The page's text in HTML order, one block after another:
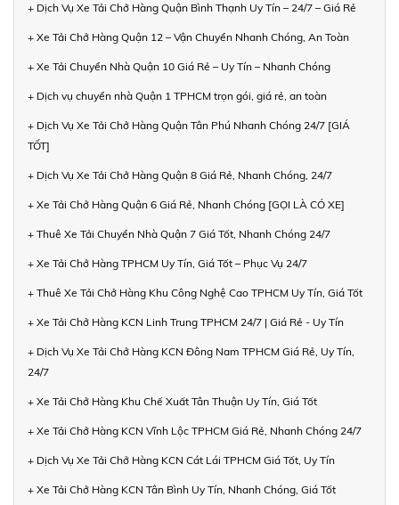
+ Dịch Vụ Xe Tải Chở Hàng Quận Bình Thạnh Uy Tín – 24/7 – Giá Rẻ
+ Xe Tải Chở Hàng Quận 12 – Vận Chuyển Nhanh Chóng, An Toàn
+ Xe Tải Chuyển Nhà Quận 10 Giá Rẻ – Uy Tín – Nhanh Chóng
+ Dịch vụ chuyển nhà Quận 1 TPHCM trọn gói, giá rẻ, an toàn
+ Dịch Vụ Xe Tải Chở Hàng Quận Tân Phú Nhanh Chóng 24/7 [GIÁ
TỐT]
+ Dịch Vụ Xe Tải Chở Hàng Quận 8 Giá Rẻ, Nhanh Chóng, 24/7
+ Xe Tải Chở Hàng Quận 6 Giá Rẻ, Nhanh Chóng [GỌI LÀ CÓ XE]
+ Thuê Xe Tải Chuyển Nhà Quận 7 Giá Tốt, Nhanh Chóng 24/7
+ Xe Tải Chở Hàng TPHCM Uy Tín, Giá Tốt – Phục Vụ 24/7
+ Thuê Xe Tải Chở Hàng Khu Công Nghệ Cao TPHCM Uy Tín, Giá Tốt
+ Xe Tải Chở Hàng KCN Linh Trung TPHCM 24/7 | Giá Rẻ - Uy Tín
+ Dịch Vụ Xe Tải Chở Hàng KCN Đông Nam TPHCM Giá Rẻ, Uy Tín,
24/7
+ Xe Tải Chở Hàng Khu Chế Xuất Tân Thuận Uy Tín, Giá Tốt
+ Xe Tải Chở Hàng KCN Vĩnh Lộc TPHCM Giá Rẻ, Nhanh Chóng 24/7
+ Dịch Vụ Xe Tải Chở Hàng KCN Cát Lái TPHCM Giá Tốt, Uy Tín
+ Xe Tải Chở Hàng KCN Tân Bình Uy Tín, Nhanh Chóng, Giá Tốt